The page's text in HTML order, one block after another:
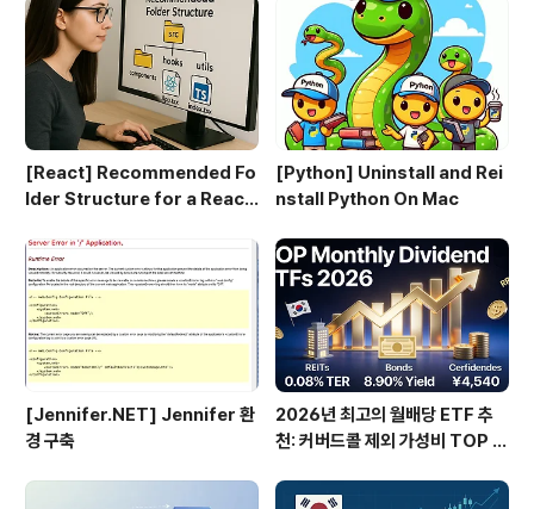
로젝트 만들기 (1편)
[React] Recommended Fo
lder Structure for a React
[Python] Uninstall and Rei
nstall Python On Mac
[Jennifer.NET] Jennifer 환
경 구축
2026년 최고의 월배당 ETF 추
천: 커버드콜 제외 가성비 TOP 3